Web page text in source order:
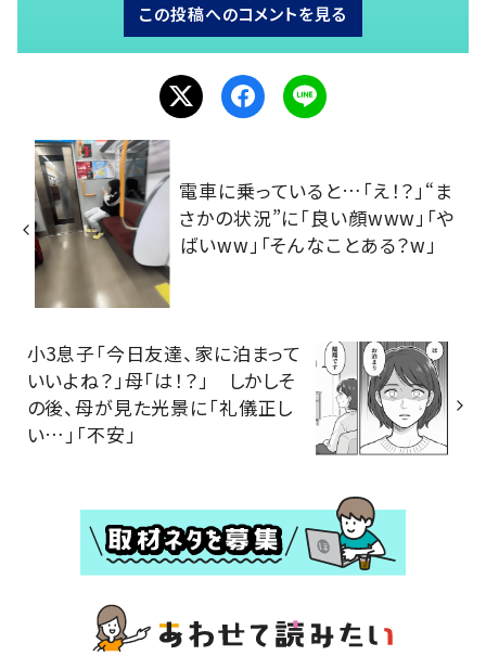
この投稿へのコメントを見る
電車に乗っていると…「え！？」“ま
さかの状況”に「良い顔www」「や
ばいww」「そんなことある？w」
小3息子「今日友達、家に泊まって
いいよね？」母「は！？」 しかしそ
の後、母が見た光景に「礼儀正し
い…」「不安」